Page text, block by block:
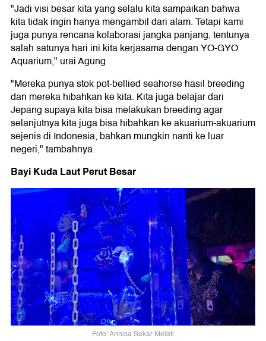
"Jadi visi besar kita yang selalu kita sampaikan bahwa
kita tidak ingin hanya mengambil dari alam. Tetapi kami
juga punya rencana kolaborasi jangka panjang, tentunya
salah satunya hari ini kita kerjasama dengan YO-GYO
Aquarium," urai Agung
"Mereka punya stok pot-bellied seahorse hasil breeding
dan mereka hibahkan ke kita. Kita juga belajar dari
Jepang supaya kita bisa melakukan breeding agar
selanjutnya kita juga bisa hibahkan ke akuarium-akuarium
sejenis di Indonesia, bahkan mungkin nanti ke luar
negeri," tambahnya.
Bayi Kuda Laut Perut Besar
Foto: Annisa Sekar Melati